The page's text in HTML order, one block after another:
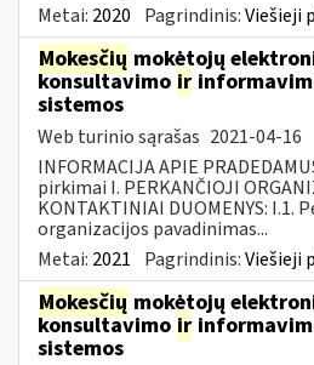
Metai: 2020 Pagrindinis:Viešieji
Mokesčių mokėtojų
konsultavimo ir
sistemos
Web turinio sąrašas 2021-04-16
INFORMACIJA APIE
pirkimai I. PERKANČIOJI
KONTAKTINIAI DUOMENYS: I.1.
organizacijos pavadinimas...
Metai: 2021 Pagrindinis:Viešieji
Mokesčių mokėtojų
konsultavimo ir
sistemos